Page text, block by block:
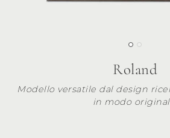
Roland
Modello versatile dal design
in modo